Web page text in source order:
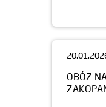
OBÓZ